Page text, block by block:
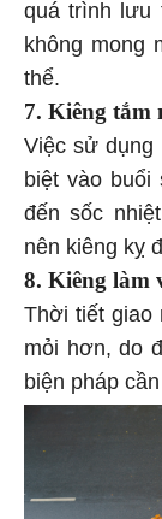
quá trình lưu
không mong
thể.
7. Kiêng tắm
Việc sử dụng
biệt vào buổi
đến sốc
nên kiêng kỵ
8. Kiêng làm
Thời tiết giao
mỏi hơn, do
biện pháp